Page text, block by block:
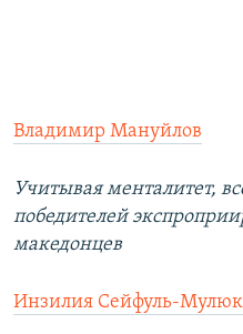
Владимир Мануйлов
Учитывая менталитет,
победителей
македонцев
Инзилия Сейфуль-